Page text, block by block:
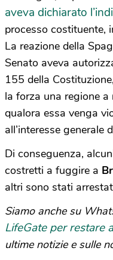
aveva dichiarato
processo costituente,
La reazione della
Senato aveva
155 della
la forza una regione
qualora essa venga
all’interesse generale
Di conseguenza,
costretti a fuggire a
altri sono stati
Siamo anche su
LifeGate per restare
ultime notizie e sulle